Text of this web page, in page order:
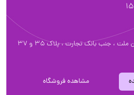
، جنب بانک تجارت ، پلاک 35 و 37
مشاهده فروشگاه